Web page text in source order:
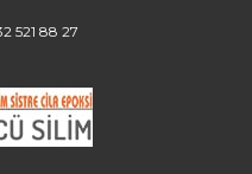
521 88 27